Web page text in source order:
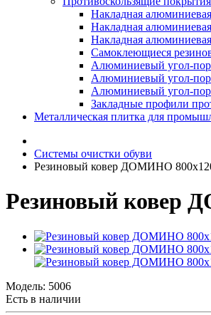
Накладная
Накладная
Накладная
Самоклеющиеся
Алюминиевый угол-
Алюминиевый угол-
Алюминиевый угол-
Закладные профили
Металлическая плитка для
Системы очистки обуви
Резиновый ковер ДОМИНО
Резиновый ковер
Модель: 5006
Есть в наличии